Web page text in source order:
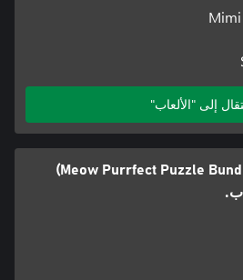
Mimi
إلى "الألعاب"
Meow Purrfect Puzzle